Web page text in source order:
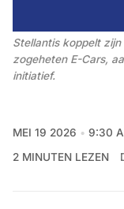
Stellantis koppelt
zogeheten E-Cars,
initiatief.
MEI 19 2026
9:30
2 MINUTEN LEZEN